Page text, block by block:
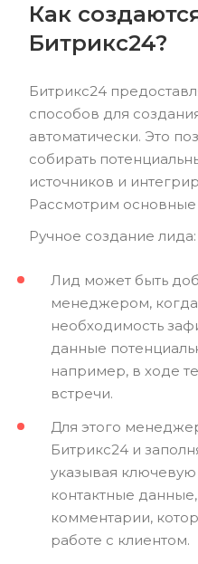
Как
Битрикс24?
Битрикс24
способов для
автоматически. Это
собирать
источников и
Рассмотрим
Ручное создание лида:
Лид может быть
менеджером, когда
необходимость
данные
например, в ходе
встречи.
Для этого
Битрикс24 и
указывая
контактные
комментарии,
работе с клиентом.